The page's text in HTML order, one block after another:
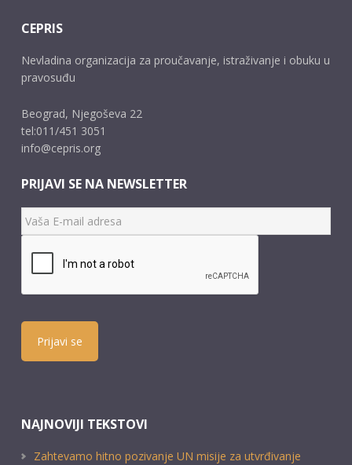
CEPRIS
Nevladina organizacija za proučavanje, istraživanje i obuku u
pravosuđu
Beograd, Njegoševa 22
tel:011/451 3051
info@cepris.org
PRIJAVI SE NA NEWSLETTER
Prijavi se
NAJNOVIJI TEKSTOVI
Zahtevamo hitno pozivanje UN misije za utvrđivanje